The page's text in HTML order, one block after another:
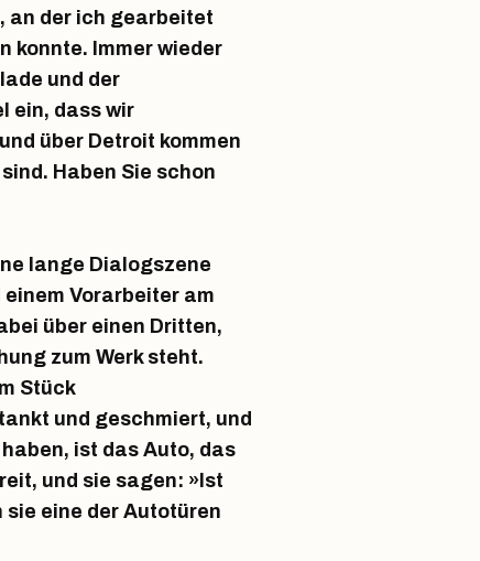
an der ich gearbeitet
konnte. Immer wieder
und der
ein, dass wir
über Detroit kommen
Haben Sie schon
lange Dialogszene
Vorarbeiter am
über einen Dritten,
zum Werk steht.
Stück
und geschmiert, und
ist das Auto, das
und sie sagen: »Ist
eine der Autotüren